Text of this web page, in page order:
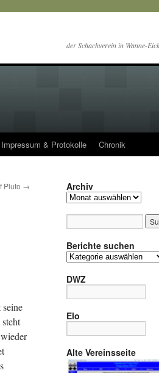
der Schachverein in Wanne-
Impressum & Protokolle Chronik
Pluto → Archiv
Archiv
Berichte suchen
Berichte
DWZ
Elo
Alte Vereinsseite